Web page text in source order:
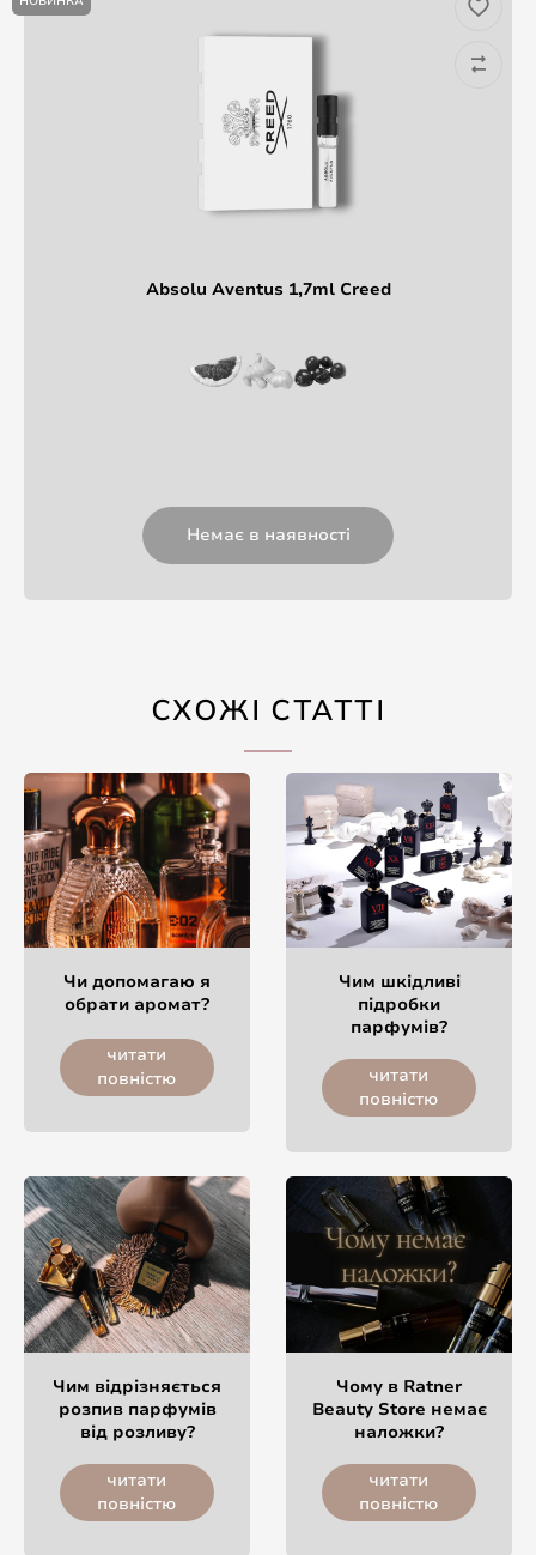
Absolu Aventus 1,7ml Creed
Немає в наявності
СХОЖІ СТАТТІ
Чи допомагаю я
обрати аромат?
читати
повністю
Чим шкідливі
підробки
парфумів?
читати
повністю
Чим відрізняється
розпив парфумів
від розливу?
читати
повністю
Чому в Ratner
Beauty Store немає
наложки?
читати
повністю